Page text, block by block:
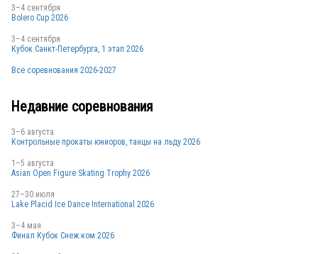
USA
3–4 сентября
Bolero Cup 2026
3–4 сентября
Кубок Санкт-Петербурга, 1 этап 2026
Все соревнования 2026-2027
Недавние соревнования
3–6 августа
Контрольные прокаты юниоров, танцы на льду 2026
1–5 августа
Asian Open Figure Skating Trophy 2026
27–30 июля
Lake Placid Ice Dance International 2026
3–4 мая
Финал Кубок Снеж.ком 2026